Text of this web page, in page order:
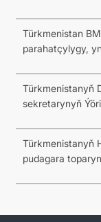
Türkmenistan
parahatçylygy,
Türkmenistanyň
sekretarynyň
Türkmenistanyň
pudagara